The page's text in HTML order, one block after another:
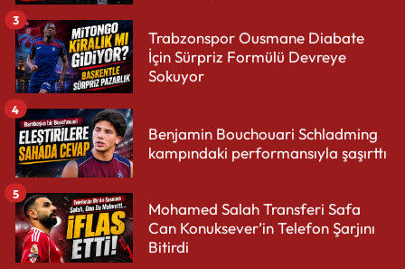
Trabzonspor Ousmane Diabate
İçin Sürpriz Formülü Devreye
Sokuyor
3
Benjamin Bouchouari Schladming
kampındaki performansıyla şaşırttı
4
Mohamed Salah Transferi Safa
Can Konuksever’in Telefon Şarjını
Bitirdi
5